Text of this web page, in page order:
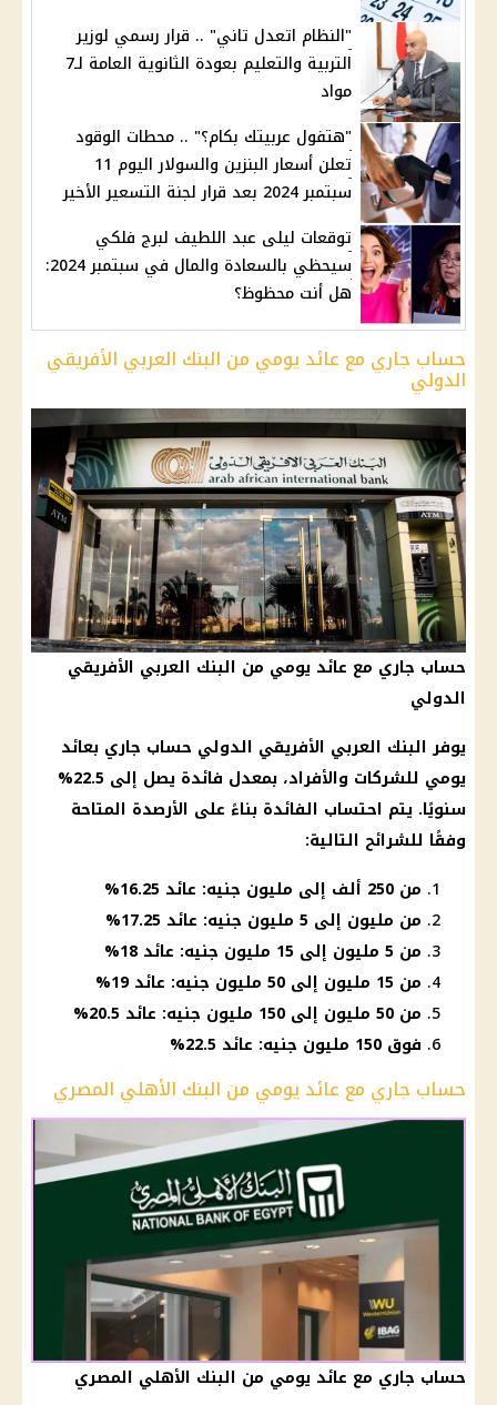
"النظام اتعدل تاني" .. قرار رسمي لوزير
التربية والتعليم بعودة الثانوية العامة لـ7
مواد
"هتفول عربيتك بكام؟" .. محطات الوقود
تعلن أسعار البنزين والسولار اليوم 11
سبتمبر 2024 بعد قرار لجنة التسعير الأخير
توقعات ليلى عبد اللطيف لبرج فلكي
سيحظي بالسعادة والمال في سبتمبر 2024:
هل أنت محظوظ؟
حساب جاري مع عائد يومي من البنك العربي الأفريقي
الدولي
حساب جاري مع عائد يومي من البنك العربي الأفريقي
الدولي
يوفرالبنك العربي الأفريقي الدولي حساب جاري بعائد
يومي للشركات والأفراد، بمعدل فائدة
يصل إلى 22.5%
سنويًا. يتم احتساب الفائدة بناءً على الأرصدة المتاحة
وفقًا للشرائح التالية:
من 250 ألف إلى مليون جنيه: عائد 16.25%
من مليون إلى 5 مليون جنيه: عائد 17.25%
من 5 مليون إلى 15 مليون جنيه: عائد 18%
من 15 مليون إلى 50 مليون جنيه: عائد 19%
من 50 مليون إلى 150 مليون جنيه: عائد 20.5%
فوق 150 مليون جنيه: عائد 22.5%
حساب جاري مع عائد يومي من البنك الأهلي المصري
حساب جاري مع عائد يومي من البنك الأهلي المصري